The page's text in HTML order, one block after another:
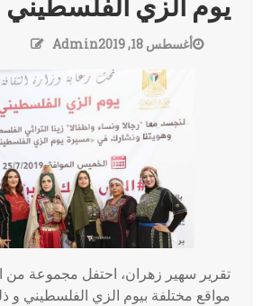
أغسطس 18, 2019 Admin
تقرير سهير زهران، احتفل مجموعة من
مواقع مختلفة بيوم الزي الفلسطيني و